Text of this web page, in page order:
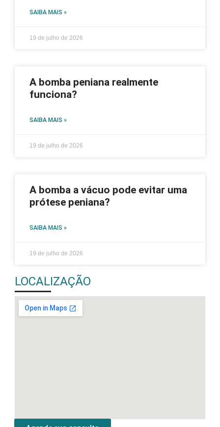
SAIBA MAIS »
19 de julho de 2026
A bomba peniana realmente
funciona?
SAIBA MAIS »
19 de julho de 2026
A bomba a vácuo pode evitar uma
prótese peniana?
SAIBA MAIS »
19 de julho de 2026
LOCALIZAÇÃO